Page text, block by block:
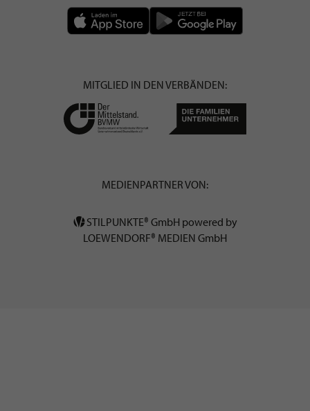
MITGLIED IN DEN VERBÄNDEN:
MEDIENPARTNER VON:
STILPUNKTE® GmbH powered by
LOEWENDORF® MEDIEN GmbH